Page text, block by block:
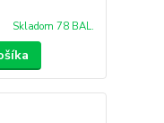
Skladom 78 BAL.